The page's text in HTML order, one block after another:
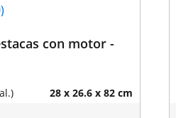
con motor -
28 x 26.6 x 82 cm